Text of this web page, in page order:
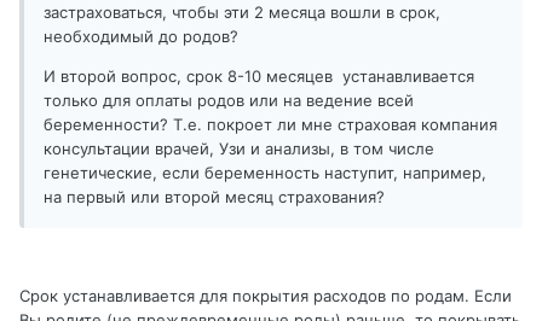
застраховаться, чтобы эти 2 месяца вошли в срок,
необходимый до родов?
И второй вопрос, срок 8-10 месяцев устанавливается
только для оплаты родов или на ведение всей
беременности? Т.е. покроет ли мне страховая компания
консультации врачей, Узи и анализы, в том числе
генетические, если беременность наступит, например,
на первый или второй месяц страхования?
Срок устанавливается для покрытия расходов по родам. Если